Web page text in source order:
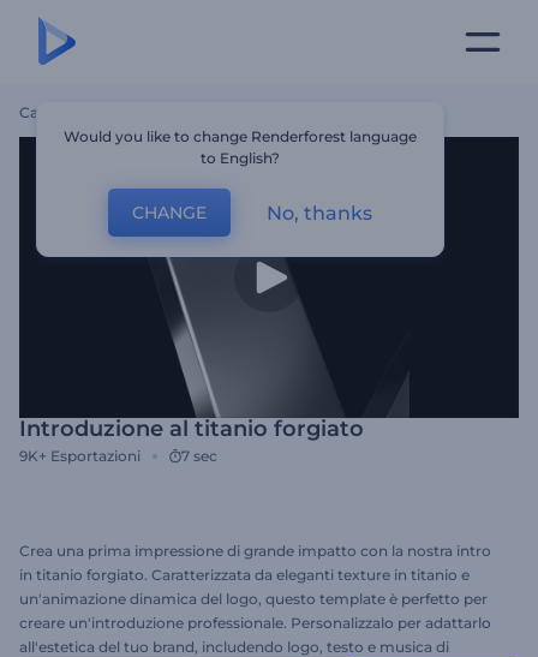
Casa
Introduzione al titanio forgiato
9K+ Esportazioni 7 sec
Crea una prima impressione di grande impatto con la nostra intro
in titanio forgiato. Caratterizzata da eleganti texture in titanio e
un'animazione dinamica del logo, questo template è perfetto per
creare un'introduzione professionale. Personalizzalo per adattarlo
all'estetica del tuo brand, includendo logo, testo e musica di
Would you like to change Renderforest language
to English?
CHANGE No, thanks